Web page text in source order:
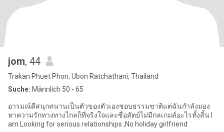
jom, 44
Trakan Phuet Phon, Ubon Ratchathani, Thailand
Suche: Männlich 50 - 65
อารมณ์ดีสนุกสนานเป็นตัวของตัวเองชอบธรรมชาติแต่ฉันกำลังมอง
หาความรักทางทางไกลก็ที่จริงใจและซื่อสัตย์ไม่มีกลเกมส์อะไรทั้งสิ้น I
am Looking for serious relationships ,No holiday girlfriend